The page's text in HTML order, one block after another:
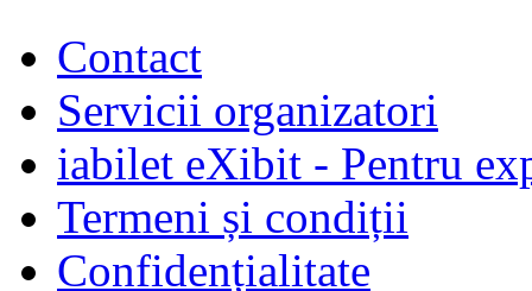
Contact
Servicii organizatori
iabilet eXibit - Pentru
Termeni și condiții
Confidențialitate